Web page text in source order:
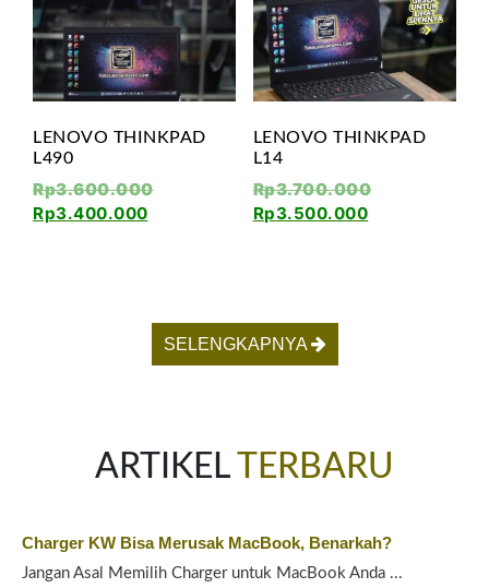
LENOVO THINKPAD
L490
Rp3.600.000
Rp3.400.000
LENOVO THINKPAD
L14
Rp3.700.000
Rp3.500.000
SELENGKAPNYA
ARTIKELTERBARU
Charger KW Bisa Merusak MacBook, Benarkah?
Jangan Asal Memilih Charger untuk MacBook Anda ...